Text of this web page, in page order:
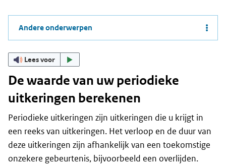
Andere onderwerpen
Lees voor
De waarde van uw periodieke
uitkeringen berekenen
Periodieke uitkeringen zijn uitkeringen die u krijgt in
een reeks van uitkeringen. Het verloop en de duur van
deze uitkeringen zijn afhankelijk van een toekomstige
onzekere gebeurtenis, bijvoorbeeld een overlijden.